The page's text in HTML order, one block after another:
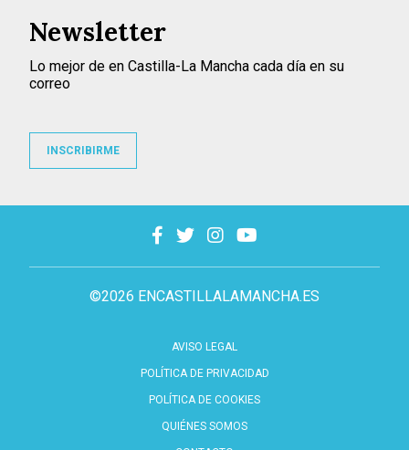
©2026 ENCASTILLALAMANCHA.ES
AVISO LEGAL
POLÍTICA DE PRIVACIDAD
POLÍTICA DE COOKIES
QUIÉNES SOMOS
Newsletter
Lo mejor de en Castilla-La Mancha cada día en su
correo
INSCRIBIRME